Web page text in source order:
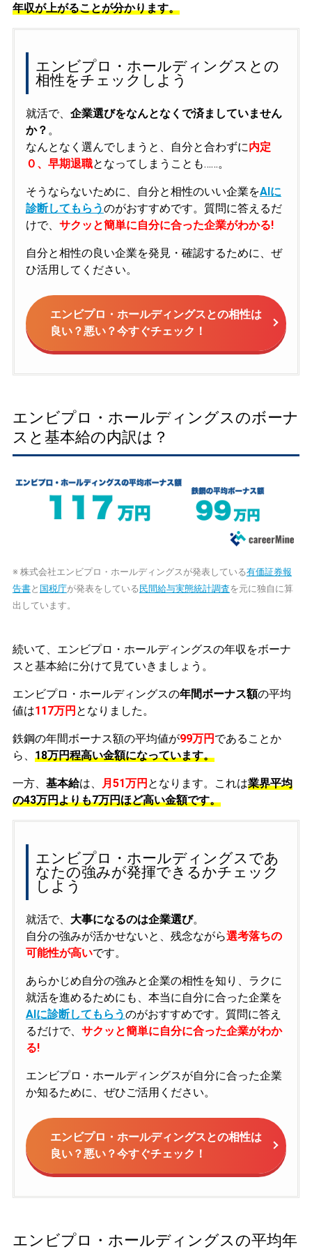
年収が上がることが分かります。
エンビプロ・ホールディングスとの
相性をチェックしよう
就活で、 企業選びをなんとなくで済ましていません
か？ 。
なんとなく選んでしまうと、自分と合わずに内定
０、早期退職となってしまうことも……。
そうならないために、自分と相性のいい企業をAIに
診断してもらうのがおすすめです。質問に答えるだ
けで、 サクッと簡単に自分に合った企業がわかる!
自分と相性の良い企業を発見・確認するために、ぜ
ひ活用してください。
エンビプロ・ホールディングスとの相性は
良い？悪い？今すぐチェック！
エンビプロ・ホールディングスのボーナ
スと基本給の内訳は？
※ 株式会社エンビプロ・ホールディングスが発表している有価証券報
告書と 国税庁が発表をしている 民間給与実態統計調査を元に独自に算
出しています。
続いて、エンビプロ・ホールディングスの年収をボーナ
スと基本給に分けて見ていきましょう。
エンビプロ・ホールディングスの年間ボーナス額の平均
値は117万円 となりました。
鉄鋼の年間ボーナス額の平均値が99万円 であることか
ら、 18万円程高い金額になっています。
一方、 基本給は、 月51万円 となります。これは業界平均
の43万円よりも7万円ほど高い金額です。
エンビプロ・ホールディングスであ
なたの強みが発揮できるかチェック
しよう
就活で、 大事になるのは企業選び。
自分の強みが活かせないと、残念ながら選考落ちの
可能性が高いです。
あらかじめ自分の強みと企業の相性を知り、ラクに
就活を進めるためにも、本当に自分に合った企業を
AIに診断してもらうのがおすすめです。質問に答え
るだけで、 サクッと簡単に自分に合った企業がわか
る!
エンビプロ・ホールディングスが自分に合った企業
か知るために、ぜひご活用ください。
エンビプロ・ホールディングスとの相性は
良い？悪い？今すぐチェック！
エンビプロ・ホールディングスの平均年